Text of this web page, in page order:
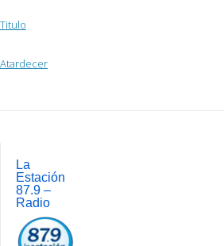
Titulo
Atardecer
navigation
La
Estación
87.9 –
Radio